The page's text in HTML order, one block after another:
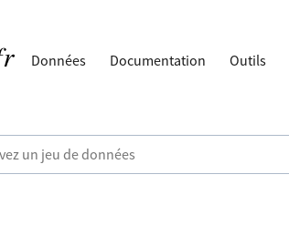
Données Documentation Outils